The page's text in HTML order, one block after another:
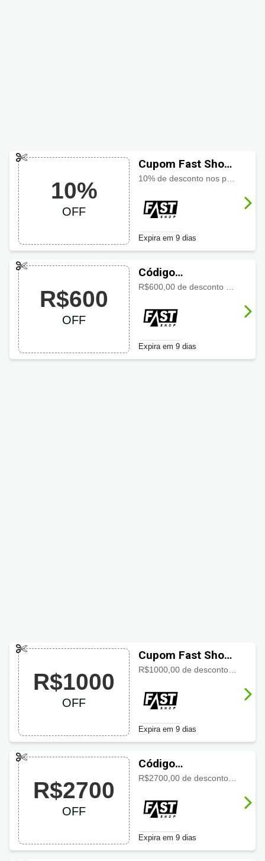
10%
OFF
Cupom Fast Shop
com 10% OFF
Expira em 9 dias
R$600
OFF
Código
promocional Fast
OFF
Expira em 9 dias
R$1000
OFF
Cupom Fast Shop
com R$1000 OFF
Expira em 9 dias
R$2700
OFF
Código
promocional Fast
R$2700OFF
Expira em 9 dias